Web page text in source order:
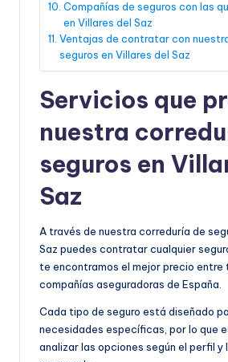
Compañías de seguros con las
en Villares del Saz
Ventajas de contratar con
seguros en Villares del Saz
Servicios que
nuestra
seguros en
Saz
A través de nuestra correduría de
Saz puedes contratar cualquier
te encontramos el mejor precio entre
compañías aseguradoras de España.
Cada tipo de seguro está diseñado
necesidades específicas, por lo que
analizar las opciones según el perfil y